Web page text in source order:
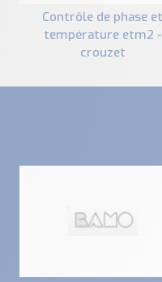
contrôle de phase et
température etm2 -
crouzet